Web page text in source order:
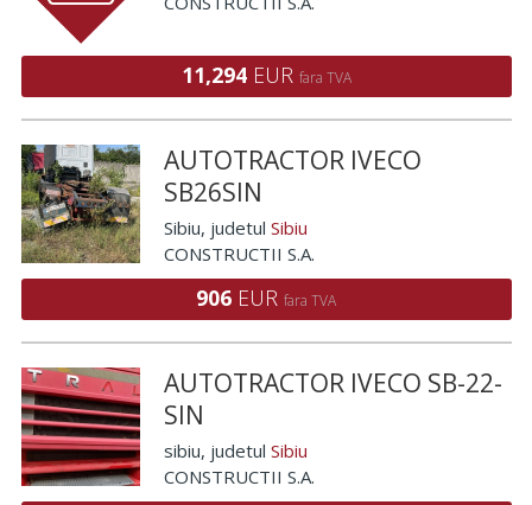
11,294 EUR fara TVA
AUTOTRACTOR IVECO
SB26SIN
Sibiu, judetul Sibiu
CONSTRUCTII S.A.
906 EUR fara TVA
AUTOTRACTOR IVECO SB-22-
SIN
sibiu, judetul Sibiu
CONSTRUCTII S.A.